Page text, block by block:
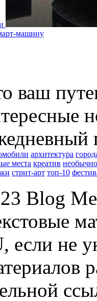
машину
ваш
архитектура
места креатив
стрит-арт топ-10
Blog
если не